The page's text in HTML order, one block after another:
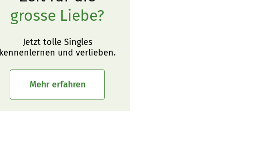
grosse Liebe?
Jetzt tolle Singles
kennenlernen und verlieben.
Mehr erfahren